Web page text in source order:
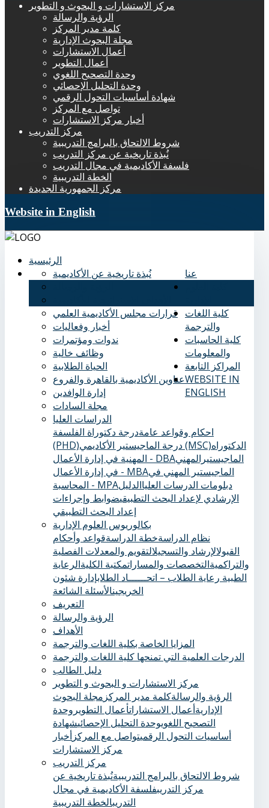
مركز الاستشارات و البحوث و التطوير
الرؤية والرسالة
كلمة مدير المركز
مجلة البحوث الإدارية
أعمال الاستشارات
أعمال التطوير
وحدة التصحيح اللغوي
وحدة التحليل الإحصائي
شهادة أساسيات التحول الرقمي
تواصل مع المركز
أخبار مركز الاستشارات
مركز التدريب
شروط الالتحاق بالبرامج التدريبية
نُبذة تاريخية عن مركز التدريب
فلسفة الأكاديمية في مجال التدريب
الخطة التدريبية
مركز الجمهورية الجديدة
Website in English
الرئيسية
عنا
نُبذة تاريخية عن الأكاديمية
قرارات مجلس الأكاديمية العلمي
أخبار وفعاليات
ندوات ومؤتمرات
وظائف خالية
الحياة الطلابية
عناوين الأكاديمية بالقاهرة والفروع
إدارة الوافدين
مجلة السادات
الدراسات العليا
احكام وقواعد عامةدرجة دكتوراة الفلسفة
(PHD)
درجة الماجيستير الأكاديمي (MSC)الدكتوراه
المهنية في إدارة الأعمال - DBAالماجيستيرالمهني
في إدارة الأعمال - MBAالماجيستير المهني في
المحاسبة - MPA
دبلومات الدرسات العلياالدليل
الإرشادي لإعداد البحث التطبيقيضوابط وإجراءات
إعداد البحث التطبيقي
بكالوريوس العلوم الإدارية
نظام الدراسةخطة الدراسةقواعد وأحكام
القبولالإرشاد والتسجيلالتقويم والمعدلات الفصلية
والتراكميةالتخصصات والمساراتمكتبة الكليةالرعاية
الطبية ‏ رعاية الطلاب – اتحــــــاد الطلابإدارة شئون
الخريجينالأسئلة الشائعة
كلية اللغات
والترجمة
التعريف
الرؤية والرسالة
الأهداف
المزايا الخاصة بكلية اللغات والترجمة
الدرجات العلمية التي تمنحها كلية اللغات والترجمة
دليل الطالب
كلية الحاسبات
والمعلومات
المراكز التابعة
مركز الاستشارات و البحوث و التطوير
الرؤية والرسالةكلمة مدير المركز مجلة البحوث
الإداريةأعمال الاستشاراتأعمال التطوير وحدة
التصحيح اللغويوحدة التحليل الإحصائيشهادة
أساسيات التحول الرقميتواصل مع المركزأخبار
مركز الاستشارات
مركز التدريب
شروط الالتحاق بالبرامج التدريبيةنُبذة تاريخية عن
مركز التدريبفلسفة الأكاديمية في مجال
التدريبالخطة التدريبية
WEBSITE IN
ENGLISH